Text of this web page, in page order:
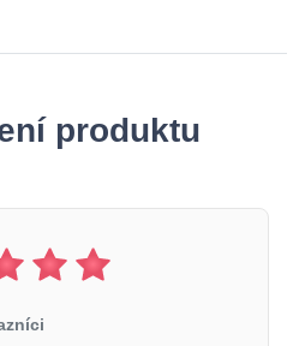
produktu